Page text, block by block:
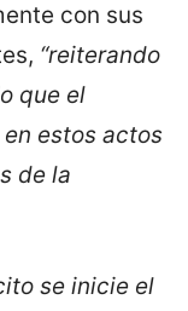
con sus
“reiterando
que el
estos actos
de la
se inicie el